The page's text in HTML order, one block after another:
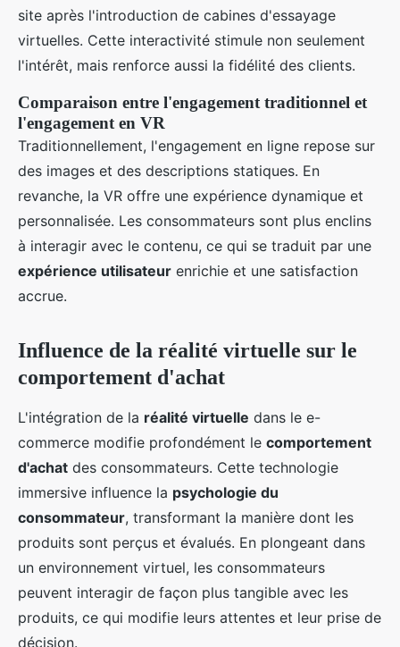
site après l'introduction de cabines d'essayage
virtuelles. Cette interactivité stimule non seulement
l'intérêt, mais renforce aussi la fidélité des clients.
Comparaison entre l'engagement traditionnel et
l'engagement en VR
Traditionnellement, l'engagement en ligne repose sur
des images et des descriptions statiques. En
revanche, la VR offre une expérience dynamique et
personnalisée. Les consommateurs sont plus enclins
à interagir avec le contenu, ce qui se traduit par une
expérience utilisateur enrichie et une satisfaction
accrue.
Influence de la réalité virtuelle sur le
comportement d'achat
L'intégration de la réalité virtuelle dans le e-
commerce modifie profondément le comportement
d'achat des consommateurs. Cette technologie
immersive influence la psychologie du
consommateur, transformant la manière dont les
produits sont perçus et évalués. En plongeant dans
un environnement virtuel, les consommateurs
peuvent interagir de façon plus tangible avec les
produits, ce qui modifie leurs attentes et leur prise de
décision.